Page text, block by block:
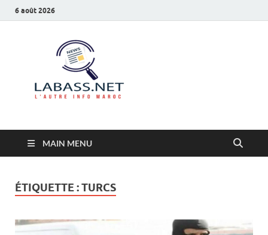
6 août 2026
MAIN MENU
ÉTIQUETTE :TURCS